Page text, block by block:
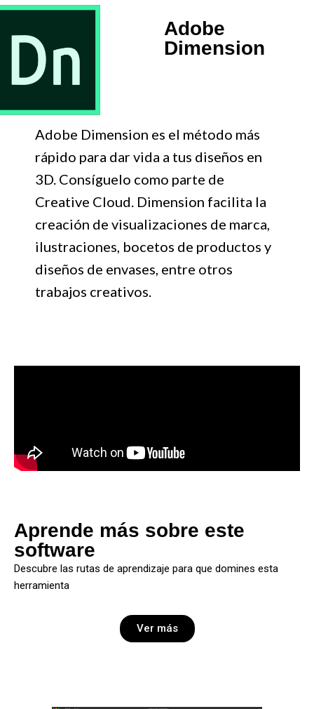
Adobe
Dimension
Adobe Dimension es el método más
rápido para dar vida a tus diseños en
3D. Consíguelo como parte de
Creative Cloud. Dimension facilita la
creación de visualizaciones de marca,
ilustraciones, bocetos de productos y
diseños de envases, entre otros
trabajos creativos.
Aprende más sobre este
software
Descubre las rutas de aprendizaje para que domines esta
herramienta
Ver más